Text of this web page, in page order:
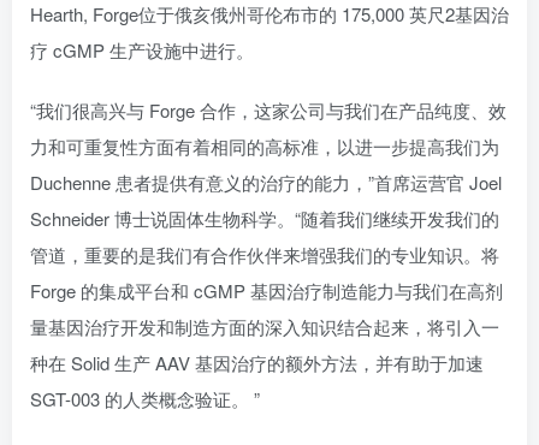
Hearth, Forge位于俄亥俄州哥伦布市的 175,000 英尺2基因治
疗 cGMP 生产设施中进行。
“我们很高兴与 Forge 合作，这家公司与我们在产品纯度、效
力和可重复性方面有着相同的高标准，以进一步提高我们为
Duchenne 患者提供有意义的治疗的能力，”首席运营官 Joel
Schneider 博士说固体生物科学。“随着我们继续开发我们的
管道，重要的是我们有合作伙伴来增强我们的专业知识。将
Forge 的集成平台和 cGMP 基因治疗制造能力与我们在高剂
量基因治疗开发和制造方面的深入知识结合起来，将引入一
种在 Solid 生产 AAV 基因治疗的额外方法，并有助于加速
SGT-003 的人类概念验证。 ”